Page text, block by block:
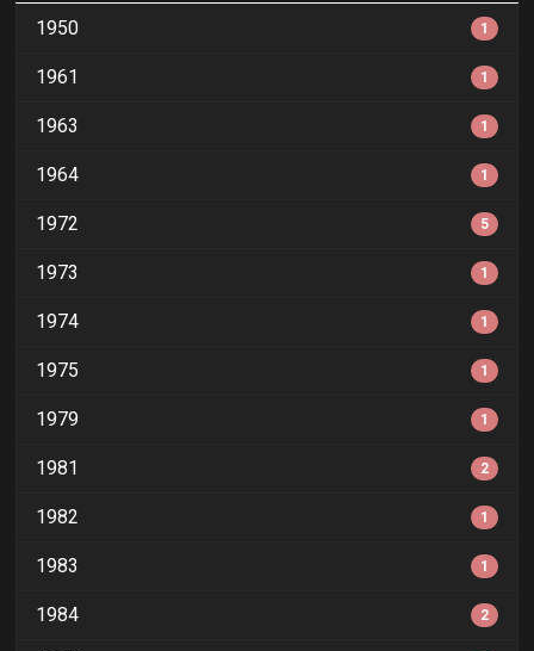
1950 1
1961 1
1963 1
1964 1
1972 5
1973 1
1974 1
1975 1
1979 1
1981 2
1982 1
1983 1
1984 2